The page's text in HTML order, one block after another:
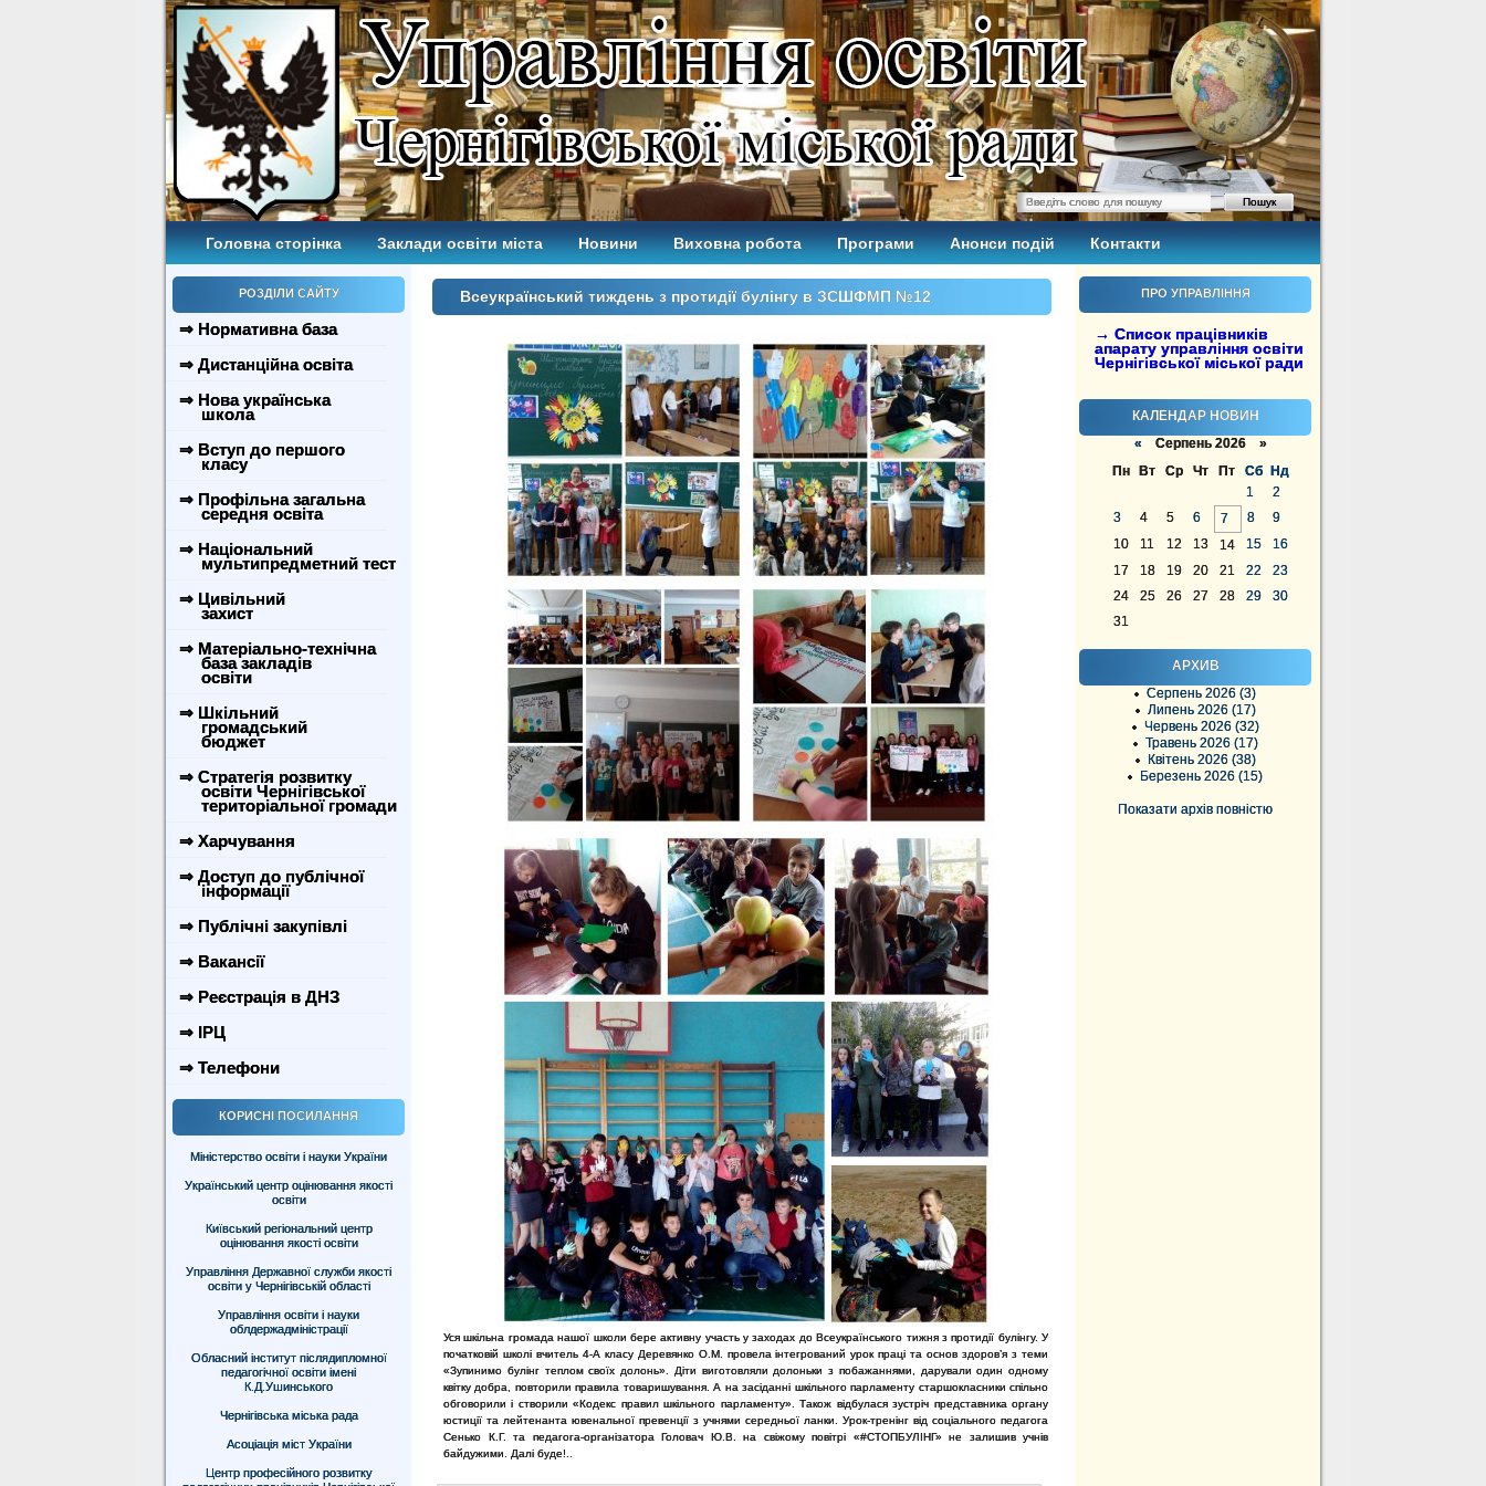
Головна сторінка Заклади освіти міста Новини Виховна робота Програми Анонси подій Контакти
РОЗДІЛИ САЙТУ
⇒ Нормативна база
⇒ Дистанційна освіта
⇒ Нова українська
школа
⇒ Вступ до першого
класу
⇒ Профільна загальна
середня освіта
⇒ Національний
мультипредметний тест
⇒ Цивільний
захист
⇒ Матеріально-технічна
база закладів
освіти
⇒ Шкільний
громадський
бюджет
⇒ Стратегія розвитку
освіти Чернігівської
територіальної громади
⇒ Харчування
⇒ Доступ до публічної
інформації
⇒ Публічні закупівлі
⇒ Вакансії
⇒ Реєстрація в ДНЗ
⇒ ІРЦ
⇒ Телефони
КОРИСНІ ПОСИЛАННЯ
Міністерство освіти і науки України
Український центр оцінювання якості
освіти
Київський регіональний центр
оцінювання якості освіти
Управління Державної служби якості
освіти у Чернігівській області
Управління освіти і науки
облдержадміністрації
Обласний інститут післядипломної
педагогічної освіти імені
К.Д.Ушинського
Чернігівська міська рада
Асоціація міст України
Центр професійного розвитку
ПРО УПРАВЛІННЯ
→ Список працівників
апарату управління освіти
Чернігівської міської ради
КАЛЕНДАР НОВИН
« Серпень 2026 »
Пн
Вт Ср Чт Пт Сб
Нд
1
2
3
4 5 6 7 8
9
10
11 12 13 14 15
16
17
18 19 20 21 22
23
24
25 26 27 28 29
30
31
АРХИВ
Серпень 2026 (3)
Липень 2026 (17)
Червень 2026 (32)
Травень 2026 (17)
Квітень 2026 (38)
Березень 2026 (15)
Показати архів повністю
Всеукраїнський тиждень з протидії булінгу в ЗСШФМП №12
Уся шкільна громада нашої школи бере активну участь у заходах до Всеукраїнського тижня з протидії булінгу. У
початковій школі вчитель 4-А класу Деревянко О.М. провела інтегрований урок праці та основ здоров’я з теми
«Зупинимо булінг теплом своїх долонь». Діти виготовляли долоньки з побажаннями, дарували один одному
квітку добра, повторили правила товаришування. А на засіданні шкільного парламенту старшокласники спільно
обговорили і створили «Кодекс правил шкільного парламенту». Також відбулася зустріч представника органу
юстиції та лейтенанта ювенальної превенції з учнями середньої ланки. Урок-тренінг від соціального педагога
Сенько К.Г. та педагога-організатора Головач Ю.В. на свіжому повітрі «#СТОПБУЛІНГ» не залишив учнів
байдужими. Далі буде!..